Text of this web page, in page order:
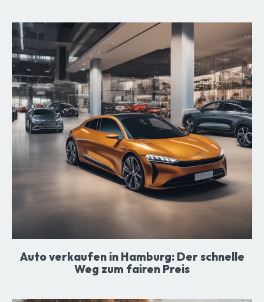
Auto verkaufen in Hamburg: Der schnelle
Weg zum fairen Preis